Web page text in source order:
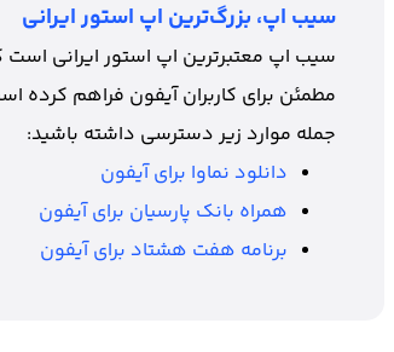
سیب اپ، بزرگ‌ترین اپ استور ایرانی
سیب اپ معتبرترین اپ استور ایرانی است
مطمئن برای کاربران آیفون فراهم کرده
جمله موارد زیر دسترسی داشته باشید:
دانلود نماوا برای آیفون
همراه بانک پارسیان برای آیفون
برنامه هفت هشتاد برای آیفون